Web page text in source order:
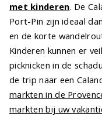
met kinderen. De
Port-Pin zijn ideaal
en de korte
Kinderen kunnen er
picknicken in de
de trip naar een
markten in de
markten bij uw